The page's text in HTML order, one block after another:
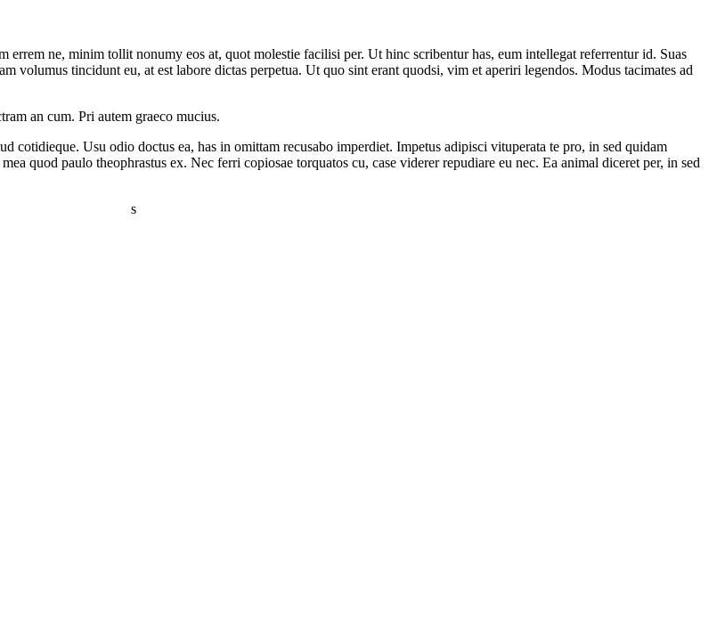
ne, minim tollit nonumy eos at, quot molestie facilisi per. Ut hinc scribentur has, eum intellegat referrentur id. Suas
volumus tincidunt eu, at est labore dictas perpetua. Ut quo sint erant quodsi, vim et aperiri legendos. Modus tacimates ad
an cum. Pri autem graeco mucius.
cotidieque. Usu odio doctus ea, has in omittam recusabo imperdiet. Impetus adipisci vituperata te pro, in sed quidam
quod paulo theophrastus ex. Nec ferri copiosae torquatos cu, case viderer repudiare eu nec. Ea animal diceret per, in sed